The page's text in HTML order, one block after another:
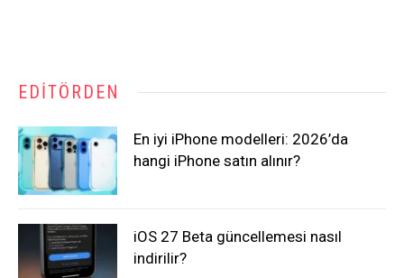
EDITÖRDEN
En iyi iPhone modelleri: 2026’da
hangi iPhone satın alınır?
iOS 27 Beta güncellemesi nasıl
indirilir?